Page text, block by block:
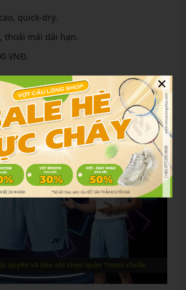
quick-dry.
thoải mái dài hạn.
VNĐ.
vợt nữ như Tai Tzu-ying.
quyền và tiêu chí chọn quần
×